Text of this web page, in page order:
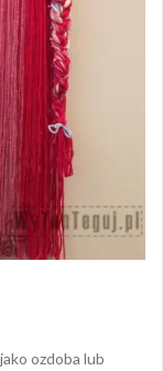
ozdoba lub